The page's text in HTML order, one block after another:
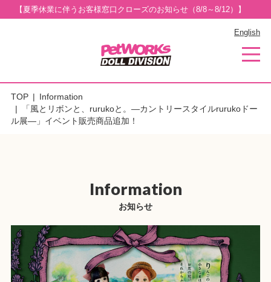
【夏季休業に伴うお客様窓口クローズのお知らせ（8/8～8/12）】
English
TOP
Information
「風とリボンと、rurukoと。—カントリースタイルrurukoドー
ル展—」イベント販売商品追加！
Information
お知らせ